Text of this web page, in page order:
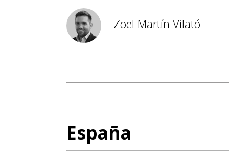
Zoel Martín Vilató
España